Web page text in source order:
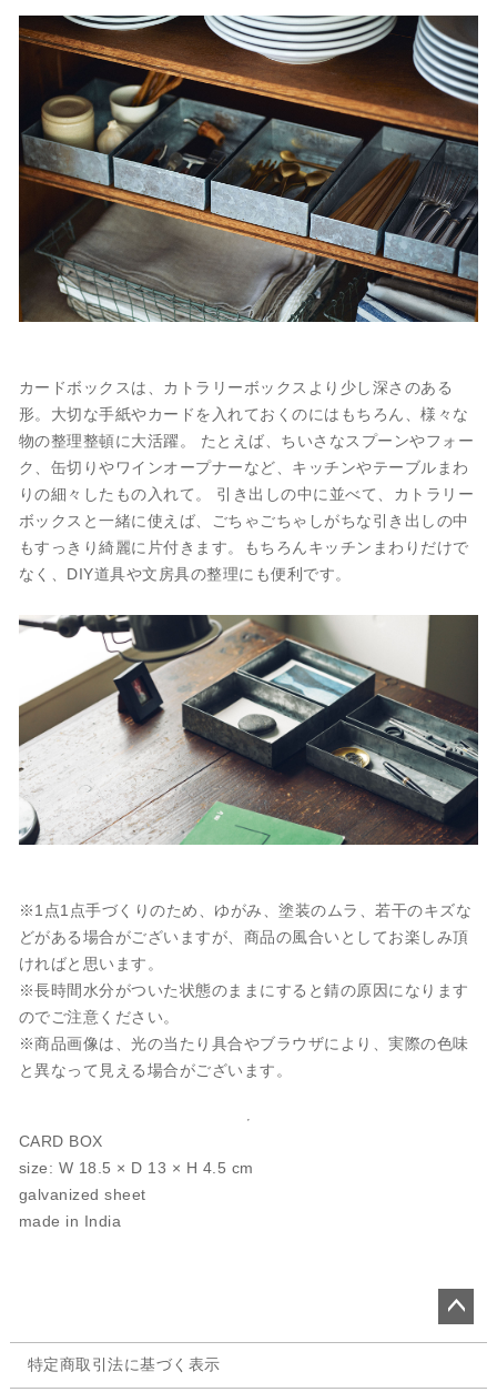
カードボックスは、カトラリーボックスより少し深さのある
形。大切な手紙やカードを入れておくのにはもちろん、様々な
物の整理整頓に大活躍。 たとえば、ちいさなスプーンやフォー
ク、缶切りやワインオープナーなど、キッチンやテーブルまわ
りの細々したもの入れて。 引き出しの中に並べて、カトラリー
ボックスと一緒に使えば、ごちゃごちゃしがちな引き出しの中
もすっきり綺麗に片付きます。もちろんキッチンまわりだけで
なく、DIY道具や文房具の整理にも便利です。
※1点1点手づくりのため、ゆがみ、塗装のムラ、若干のキズな
どがある場合がございますが、商品の風合いとしてお楽しみ頂
ければと思います。
※長時間水分がついた状態のままにすると錆の原因になります
のでご注意ください。
※商品画像は、光の当たり具合やブラウザにより、実際の色味
と異なって見える場合がございます。
CARD BOX
size: W 18.5 × D 13 × H 4.5 cm
galvanized sheet
made in India
特定商取引法に基づく表示